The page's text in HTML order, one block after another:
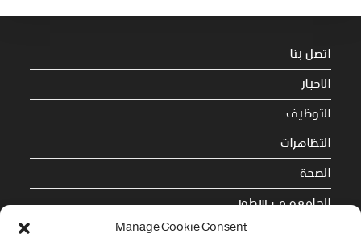
Manage Cookie Consent
اتصل بنا
الاخبار
التوظيف
التظاهرات
الصحة
الجامعة في سطور
Cookie Policy (EU)